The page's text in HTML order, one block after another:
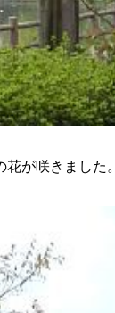
が咲きました。